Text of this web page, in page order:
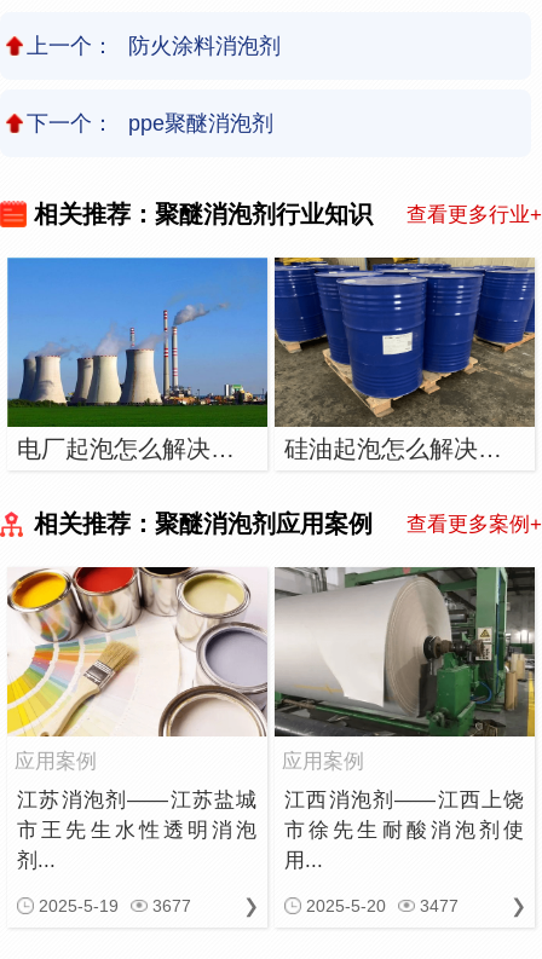
上一个： 防火涂料消泡剂
下一个： ppe聚醚消泡剂
相关推荐：聚醚消泡剂行业知识 查看更多行业+
电厂起泡怎么解决？用电厂消泡剂 硅油起泡怎么解决？用硅油消泡剂
相关推荐：聚醚消泡剂应用案例 查看更多案例+
应用案例
江苏消泡剂——江苏盐城
市王先生水性透明消泡
剂...
2025-5-19 3677
应用案例
江西消泡剂——江西上饶
市徐先生耐酸消泡剂使
用...
2025-5-20 3477